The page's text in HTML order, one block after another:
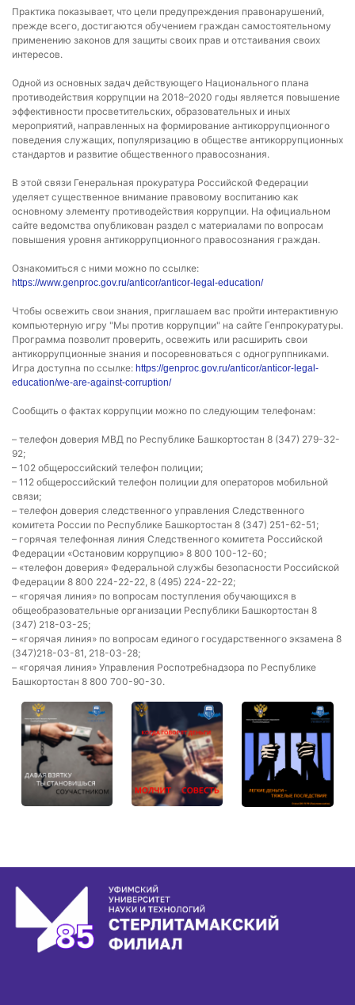
Практика показывает, что цели предупреждения правонарушений,
прежде всего, достигаются обучением граждан самостоятельному
применению законов для защиты своих прав и отстаивания своих
интересов.
Одной из основных задач действующего Национального плана
противодействия коррупции на 2018–2020 годы является повышение
эффективности просветительских, образовательных и иных
мероприятий, направленных на формирование антикоррупционного
поведения служащих, популяризацию в обществе антикоррупционных
стандартов и развитие общественного правосознания.
В этой связи Генеральная прокуратура Российской Федерации
уделяет существенное внимание правовому воспитанию как
основному элементу противодействия коррупции. На официальном
сайте ведомства опубликован раздел с материалами по вопросам
повышения уровня антикоррупционного правосознания граждан.
Ознакомиться с ними можно по ссылке:
https://www.genproc.gov.ru/anticor/anticor-legal-education/
Чтобы освежить свои знания, приглашаем вас пройти интерактивную
компьютерную игру "Мы против коррупции" на сайте Генпрокуратуры.
Программа позволит проверить, освежить или расширить свои
антикоррупционные знания и посоревноваться с одногруппниками.
Игра доступна по ссылке: https://genproc.gov.ru/anticor/anticor-legal-
education/we-are-against-corruption/
Сообщить о фактах коррупции можно по следующим телефонам:
– телефон доверия МВД по Республике Башкортостан 8 (347) 279-32-
92;
– 102 общероссийский телефон полиции;
– 112 общероссийский телефон полиции для операторов мобильной
связи;
– телефон доверия следственного управления Следственного
комитета России по Республике Башкортостан 8 (347) 251-62-51;
– горячая телефонная линия Следственного комитета Российской
Федерации «Остановим коррупцию» 8 800 100-12-60;
– «телефон доверия» Федеральной службы безопасности Российской
Федерации 8 800 224-22-22, 8 (495) 224-22-22;
– «горячая линия» по вопросам поступления обучающихся в
общеобразовательные организации Республики Башкортостан 8
(347) 218-03-25;
– «горячая линия» по вопросам единого государственного экзамена 8
(347)218-03-81, 218-03-28;
– «горячая линия» Управления Роспотребнадзора по Республике
Башкортостан 8 800 700-90-30.